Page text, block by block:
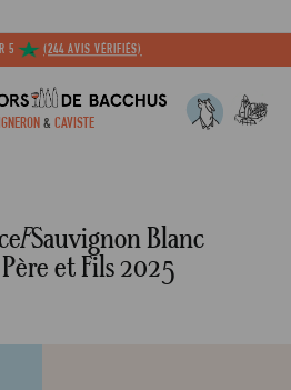
5
(244 AVIS VÉRIFIÉS)
& CAVISTE
Mot de passe
FSauvignon Blanc
et Fils 2025